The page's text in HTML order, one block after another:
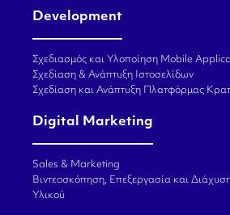
Development
Σχεδιασμός και Υλοποίηση Mobile
Σχεδίαση & Ανάπτυξη Ιστοσελίδων
Σχεδίαση και Ανάπτυξη Πλατφόρμας
Digital Marketing
Sales & Marketing
Βιντεοσκόπηση, Επεξεργασία και
Υλικού